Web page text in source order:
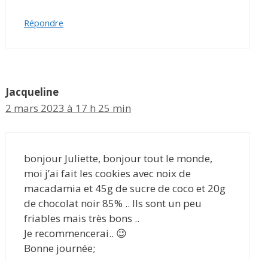
Répondre
Jacqueline
2 mars 2023 à 17 h 25 min
bonjour Juliette, bonjour tout le monde,
moi j’ai fait les cookies avec noix de
macadamia et 45g de sucre de coco et 20g
de chocolat noir 85% .. Ils sont un peu
friables mais très bons ..
Je recommencerai.. 😉
Bonne journée;